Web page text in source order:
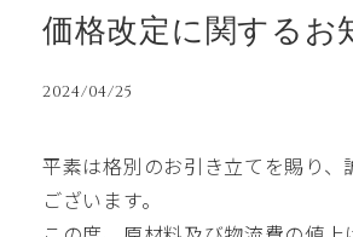
価格改定に関するお
2024/04/25
平素は格別のお引き立てを賜り、
ございます。